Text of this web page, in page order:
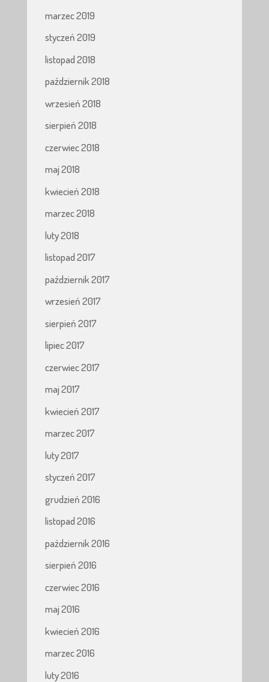
marzec 2019
styczeń 2019
listopad 2018
październik 2018
wrzesień 2018
sierpień 2018
czerwiec 2018
maj 2018
kwiecień 2018
marzec 2018
luty 2018
listopad 2017
październik 2017
wrzesień 2017
sierpień 2017
lipiec 2017
czerwiec 2017
maj 2017
kwiecień 2017
marzec 2017
luty 2017
styczeń 2017
grudzień 2016
listopad 2016
październik 2016
sierpień 2016
czerwiec 2016
maj 2016
kwiecień 2016
marzec 2016
luty 2016